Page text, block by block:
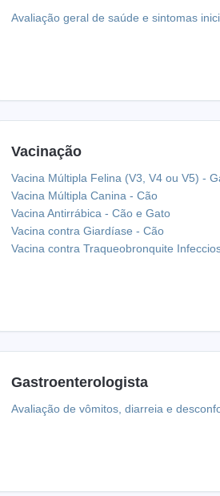
Avaliação geral de saúde e sintomas
Vacinação
Vacina Múltipla Felina (V3, V4 ou V5) -
Vacina Múltipla Canina - Cão
Vacina Antirrábica - Cão e Gato
Vacina contra Giardíase - Cão
Vacina contra Traqueobronquite
Gastroenterologista
Avaliação de vômitos, diarreia e